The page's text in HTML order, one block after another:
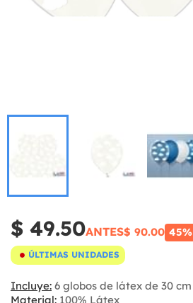
$ 49.50ANTES$ 90.00 45%
ÚLTIMAS UNIDADES
Incluye: 6 globos de látex de 30 cm
Material: 100% Látex